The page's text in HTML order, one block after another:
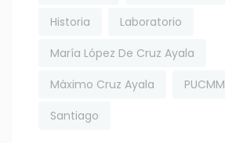
Historia
Laboratorio
María López De Cruz Ayala
Máximo Cruz Ayala
PUCMM
Santiago